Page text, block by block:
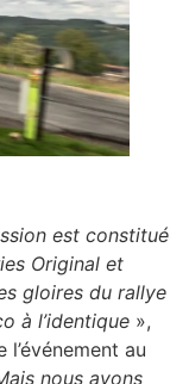
est constitué
Original et
gloires du rallye
à l’identique »,
au
nous avons